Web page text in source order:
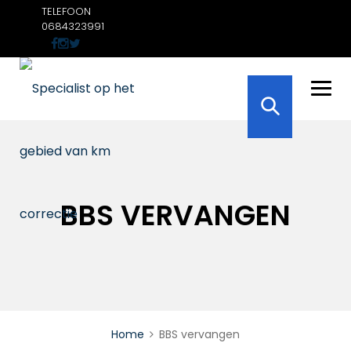
TELEFOON
0684323991
BBS VERVANGEN
Home BBS vervangen